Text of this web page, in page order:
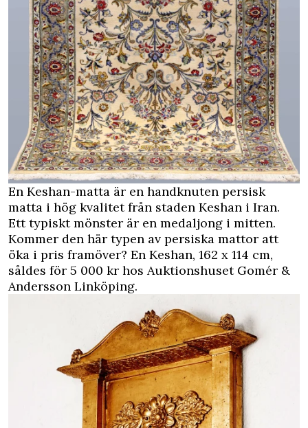
En Keshan-matta är en handknuten persisk
matta i hög kvalitet från staden Keshan i Iran.
Ett typiskt mönster är en medaljong i mitten.
Kommer den här typen av persiska mattor att
öka i pris framöver? En Keshan, 162 x 114 cm,
såldes för 5 000 kr hos Auktionshuset Gomér &
Andersson Linköping.